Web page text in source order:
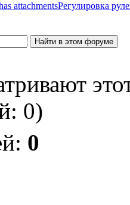
Регулировка
0)
0